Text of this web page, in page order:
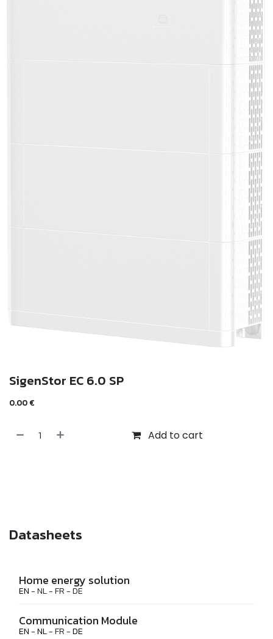
SigenStor EC 6.0 SP
0.00 €
Add to cart
Datasheets
Home energy solution
EN- NL - FR - DE
Communication Module
EN-NL- FR -DE